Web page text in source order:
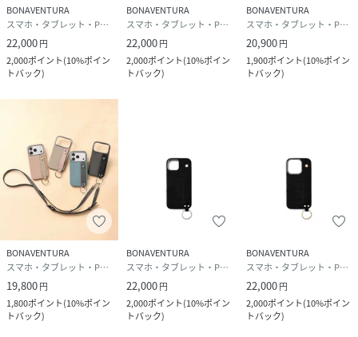
BONAVENTURA
スマホ・タブレット・PCケース/カバー
22,000円
2,000ポイント(10%ポイン
トバック)
BONAVENTURA
スマホ・タブレット・PCケース/カバー
22,000円
2,000ポイント(10%ポイン
トバック)
BONAVENTURA
スマホ・タブレット・PCケース/カバー
20,900円
1,900ポイント(10%ポイン
トバック)
BONAVENTURA
スマホ・タブレット・PCケース/カバー
19,800円
1,800ポイント(10%ポイン
トバック)
BONAVENTURA
スマホ・タブレット・PCケース/カバー
22,000円
2,000ポイント(10%ポイン
トバック)
BONAVENTURA
スマホ・タブレット・PCケース/カバー
22,000円
2,000ポイント(10%ポイン
トバック)